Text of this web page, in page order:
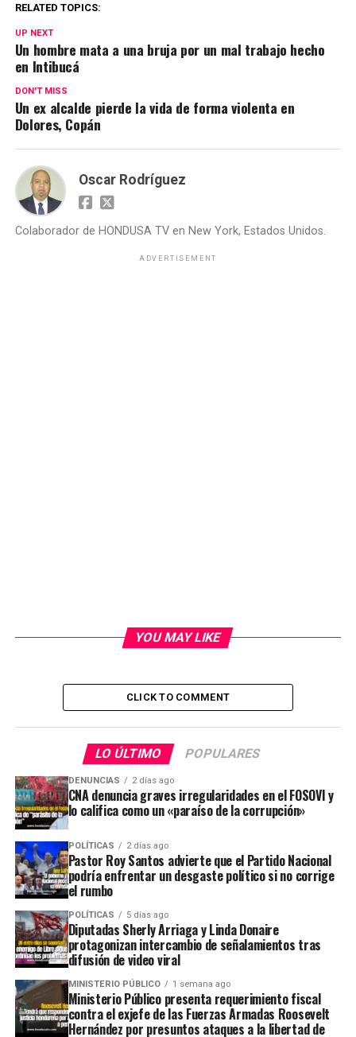
RELATED TOPICS:
UP NEXT
Un hombre mata a una bruja por un mal trabajo hecho
en Intibucá
DON'T MISS
Un ex alcalde pierde la vida de forma violenta en
Dolores, Copán
Oscar Rodríguez
Colaborador de HONDUSA TV en New York, Estados Unidos.
ADVERTISEMENT
YOU MAY LIKE
CLICK TO COMMENT
LO ÚLTIMO POPULARES
DENUNCIAS 2 días ago
CNA denuncia graves irregularidades en el FOSOVI y
lo califica como un «paraíso de la corrupción»
POLÍTICAS 2 días ago
Pastor Roy Santos advierte que el Partido Nacional
podría enfrentar un desgaste político si no corrige
el rumbo
POLÍTICAS 5 días ago
Diputadas Sherly Arriaga y Linda Donaire
protagonizan intercambio de señalamientos tras
difusión de video viral
MINISTERIO PÚBLICO 1 semana ago
Ministerio Público presenta requerimiento fiscal
contra el exjefe de las Fuerzas Armadas Roosevelt
Hernández por presuntos ataques a la libertad de